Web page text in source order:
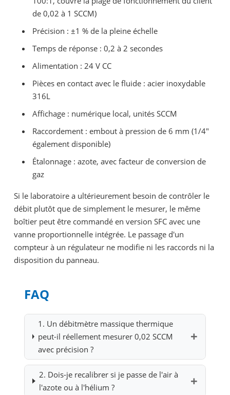
de 0,02 à 1 SCCM)
Précision : ±1 % de la pleine échelle
Temps de réponse : 0,2 à 2 secondes
Alimentation : 24 V CC
Pièces en contact avec le fluide : acier inoxydable
316L
Affichage : numérique local, unités SCCM
Raccordement : embout à pression de 6 mm (1/4"
également disponible)
Étalonnage : azote, avec facteur de conversion de
gaz
Si le laboratoire a ultérieurement besoin de contrôler le
débit plutôt que de simplement le mesurer, le même
boîtier peut être commandé en version SFC avec une
vanne proportionnelle intégrée. Le passage d'un
compteur à un régulateur ne modifie ni les raccords ni la
disposition du panneau.
FAQ
1. Un débitmètre massique thermique
peut-il réellement mesurer 0,02 SCCM
avec précision ?
2. Dois-je recalibrer si je passe de l'air à
l'azote ou à l'hélium ?